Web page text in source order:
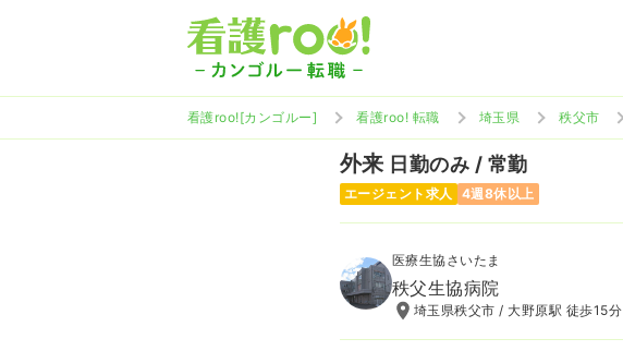
看護roo![カンゴルー] 看護roo! 転職 埼玉県 秩父市
外来 日勤のみ / 常勤
エージェント求人 4週8休以上
医療生協さいたま
秩父生協病院
埼玉県秩父市 / 大野原駅 徒歩15分